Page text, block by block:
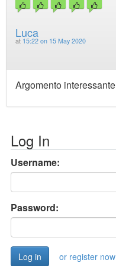
Luca
at 15:22 on 15 May 2020
Argomento interessante
Log In
Username:
Password:
or register now